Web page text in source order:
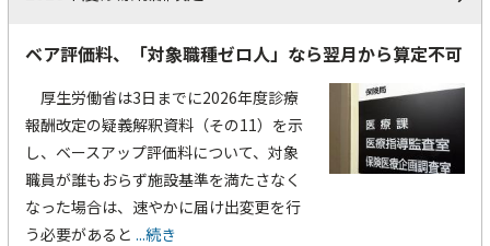
ベア評価料、「対象職種ゼロ人」なら翌月から算定不可
厚生労働省は3日までに2026年度診療
報酬改定の疑義解釈資料（その11）を示
し、ベースアップ評価料について、対象
職員が誰もおらず施設基準を満たさなく
なった場合は、速やかに届け出変更を行
う必要があると ...続き